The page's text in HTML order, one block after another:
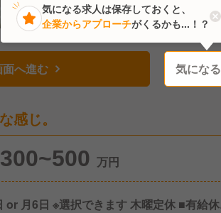
へ進む 気になる
感じ。
300~500 万円
月6日 ※選択できます 木曜定休 ■有給休暇
気になる
気になる求人は保存しておくと、
企業からアプローチがくるかも...！？